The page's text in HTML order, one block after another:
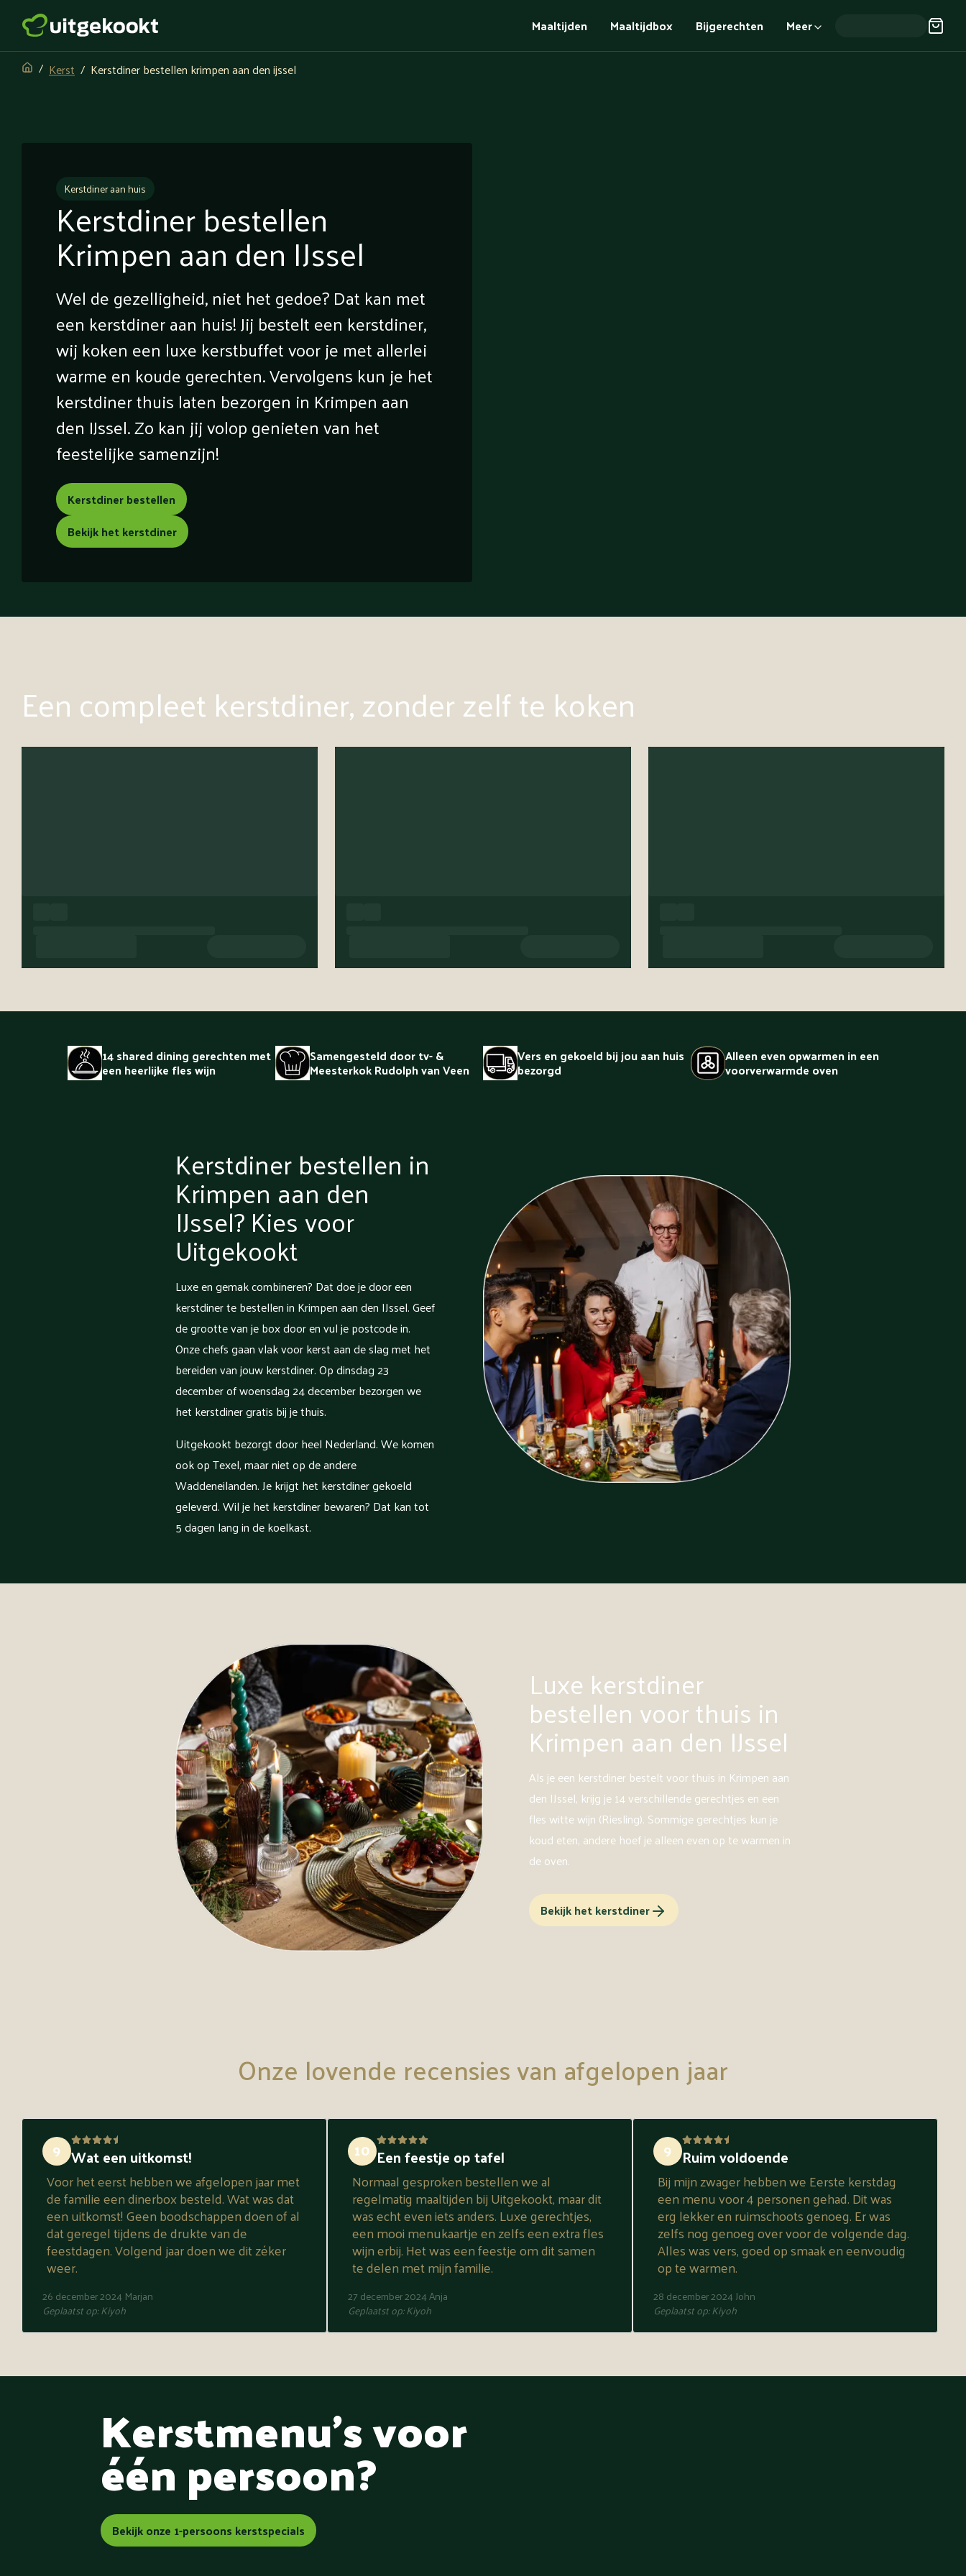
Maaltijden Maaltijdbox Bijgerechten Meer
Kerst Kerstdiner bestellen krimpen aan den ijssel
Kerstdiner aan huis
Kerstdiner bestellen
Krimpen aan den IJssel
Wel de gezelligheid, niet het gedoe? Dat kan met
een kerstdiner aan huis! Jij bestelt een kerstdiner,
wij koken een luxe kerstbuffet voor je met allerlei
warme en koude gerechten. Vervolgens kun je het
kerstdiner thuis laten bezorgen in Krimpen aan
den IJssel. Zo kan jij volop genieten van het
feestelijke samenzijn!
Kerstdiner bestellen
Bekijk het kerstdiner
Een compleet kerstdiner, zonder zelf te koken
14 shared dining gerechten met
een heerlijke fles wijn
Samengesteld door tv- &
Meesterkok Rudolph van Veen
Vers en gekoeld bij jou aan huis
bezorgd
Alleen even opwarmen in een
voorverwarmde oven
Kerstdiner bestellen in
Krimpen aan den
IJssel? Kies voor
Uitgekookt
Luxe en gemak combineren? Dat doe je door een
kerstdiner te bestellen in Krimpen aan den IJssel. Geef
de grootte van je box door en vul je postcode in.
Onze chefs gaan vlak voor kerst aan de slag met het
bereiden van jouw kerstdiner. Op dinsdag 23
december of woensdag 24 december bezorgen we
het kerstdiner gratis bij je thuis.
Uitgekookt bezorgt door heel Nederland. We komen
ook op Texel, maar niet op de andere
Waddeneilanden. Je krijgt het kerstdiner gekoeld
geleverd. Wil je het kerstdiner bewaren? Dat kan tot
5 dagen lang in de koelkast.
Luxe kerstdiner
bestellen voor thuis in
Krimpen aan den IJssel
Als je een kerstdiner bestelt voor thuis in Krimpen aan
den IJssel, krijg je 14 verschillende gerechtjes en een
fles witte wijn (Riesling). Sommige gerechtjes kun je
koud eten, andere hoef je alleen even op te warmen in
de oven.
Bekijk het kerstdiner
Onze lovende recensies van afgelopen jaar
9 Wat een uitkomst!
Voor het eerst hebben we afgelopen jaar met
de familie een dinerbox besteld. Wat was dat
een uitkomst! Geen boodschappen doen of al
dat geregel tijdens de drukte van de
feestdagen. Volgend jaar doen we dit zéker
weer.
26 december 2024 Marjan
Geplaatst op:Kiyoh
10 Een feestje op tafel
Normaal gesproken bestellen we al
regelmatig maaltijden bij Uitgekookt, maar dit
was echt even iets anders. Luxe gerechtjes,
een mooi menukaartje en zelfs een extra fles
wijn erbij. Het was een feestje om dit samen
te delen met mijn familie.
27 december 2024Anja
Geplaatst op:Kiyoh
9 Ruim voldoende
Bij mijn zwager hebben we Eerste kerstdag
een menu voor 4 personen gehad. Dit was
erg lekker en ruimschoots genoeg. Er was
zelfs nog genoeg over voor de volgende dag.
Alles was vers, goed op smaak en eenvoudig
op te warmen.
28 december 2024John
Geplaatst op:Kiyoh
Kerstmenu's voor
één persoon?
Bekijk onze 1-persoons kerstspecials